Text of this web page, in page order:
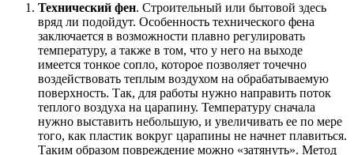
Технический фен. Строительный или бытовой здесь
вряд ли подойдут. Особенность технического фена
заключается в возможности плавно регулировать
температуру, а также в том, что у него на выходе
имеется тонкое сопло, которое позволяет точечно
воздействовать теплым воздухом на обрабатываемую
поверхность. Так, для работы нужно направить поток
теплого воздуха на царапину. Температуру сначала
нужно выставить небольшую, и увеличивать ее по мере
того, как пластик вокруг царапины не начнет плавиться.
Таким образом повреждение можно «затянуть». Метод